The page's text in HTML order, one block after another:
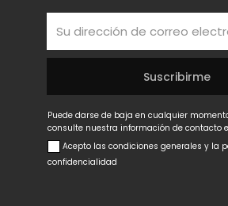
Puede darse de baja en cualquier
consulte nuestra información de contacto
Acepto las condiciones generales y la
confidencialidad